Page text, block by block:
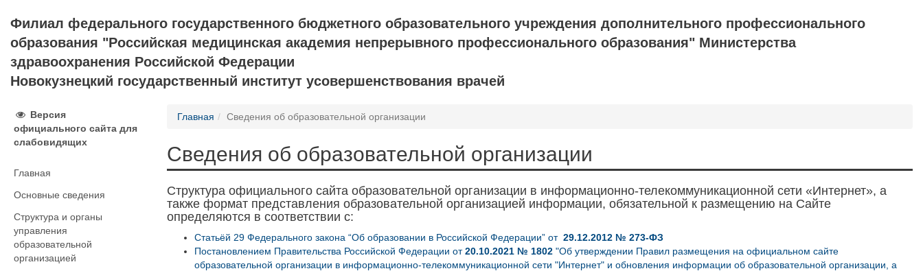
Филиал федерального государственного бюджетного образовательного учреждения дополнительного профессионального
образования "Российская медицинская академия непрерывного профессионального образования" Министерства
здравоохранения Российской Федерации
Новокузнецкий государственный институт усовершенствования врачей
Версия
официального сайта для
слабовидящих
Главная
Основные сведения
Структура и органы
управления
образовательной
организацией
Главная Сведения об образовательной организации
Сведения об образовательной организации
Структура официального сайта образовательной организации в информационно-телекоммуникационной сети «Интернет», а
также формат представления образовательной организацией информации, обязательной к размещению на Сайте
определяются в соответствии с:
Статьёй 29 Федерального закона “Об образовании в Российской Федерации” от 29.12.2012 № 273-ФЗ
Постановлением Правительства Российской Федерации от20.10.2021 № 1802 "Об утверждении Правил размещения на официальном сайте
образовательной организации в информационно-телекоммуникационной сети "Интернет" и обновления информации об образовательной организации, а